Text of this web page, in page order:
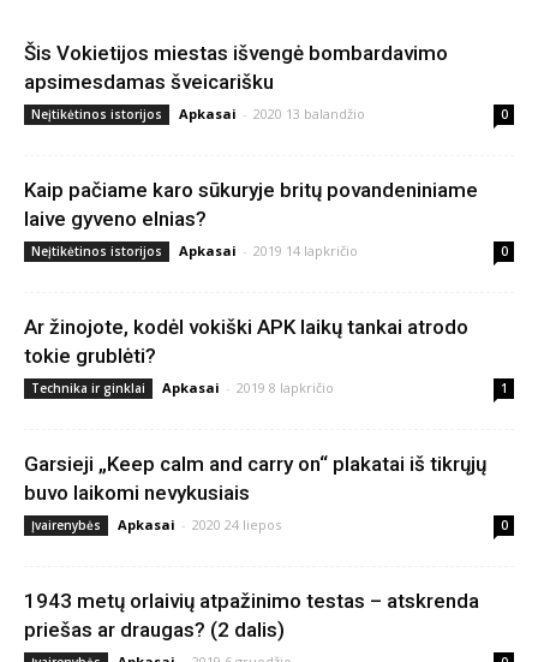
Šis Vokietijos miestas išvengė bombardavimo
apsimesdamas šveicarišku
Neįtikėtinos istorijos Apkasai - 2020 13 balandžio 0
Kaip pačiame karo sūkuryje britų povandeniniame
laive gyveno elnias?
Neįtikėtinos istorijos Apkasai - 2019 14 lapkričio 0
Ar žinojote, kodėl vokiški APK laikų tankai atrodo
tokie grublėti?
Technika ir ginklai Apkasai - 2019 8 lapkričio 1
Garsieji „Keep calm and carry on“ plakatai iš tikrųjų
buvo laikomi nevykusiais
Įvairenybės Apkasai - 2020 24 liepos 0
1943 metų orlaivių atpažinimo testas – atskrenda
priešas ar draugas? (2 dalis)